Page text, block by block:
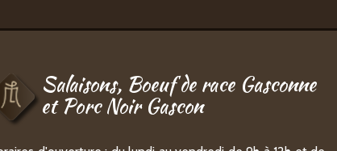
Salaisons, Boeuf de race Gasconne
et Porc Noir Gascon